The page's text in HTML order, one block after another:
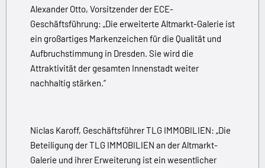
Alexander Otto, Vorsitzender der ECE-
Geschäftsführung: „Die erweiterte Altmarkt-Galerie ist
ein großartiges Markenzeichen für die Qua­lität und
Aufbruchstimmung in Dresden. Sie wird die
Attraktivität der gesamten Innenstadt weiter
nachhaltig stärken.“
Niclas Karoff, Geschäftsführer TLG IMMOBILIEN: „Die
Beteiligung der TLG IMMOBILIEN an der Altmarkt-
Galerie und ihrer Erweiterung ist ein wesentlicher